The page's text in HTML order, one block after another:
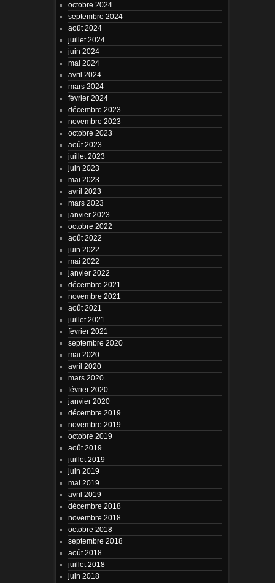
octobre 2024
septembre 2024
août 2024
juillet 2024
juin 2024
mai 2024
avril 2024
mars 2024
février 2024
décembre 2023
novembre 2023
octobre 2023
août 2023
juillet 2023
juin 2023
mai 2023
avril 2023
mars 2023
janvier 2023
octobre 2022
août 2022
juin 2022
mai 2022
janvier 2022
décembre 2021
novembre 2021
août 2021
juillet 2021
février 2021
septembre 2020
mai 2020
avril 2020
mars 2020
février 2020
janvier 2020
décembre 2019
novembre 2019
octobre 2019
août 2019
juillet 2019
juin 2019
mai 2019
avril 2019
décembre 2018
novembre 2018
octobre 2018
septembre 2018
août 2018
juillet 2018
juin 2018